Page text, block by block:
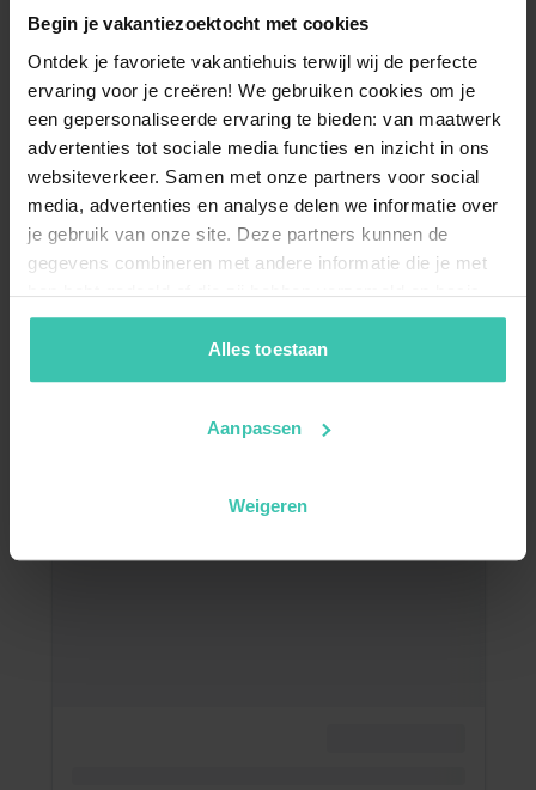
Begin je vakantiezoektocht met cookies
Ontdek je favoriete vakantiehuis terwijl wij de perfecte
ervaring voor je creëren! We gebruiken cookies om je
een gepersonaliseerde ervaring te bieden: van maatwerk
advertenties tot sociale media functies en inzicht in ons
websiteverkeer. Samen met onze partners voor social
media, advertenties en analyse delen we informatie over
je gebruik van onze site. Deze partners kunnen de
gegevens combineren met andere informatie die je met
hen hebt gedeeld of die zij hebben verzameld op basis
van je gebruik van hun diensten. Zo zorgen we ervoor dat
jouw vakantiezoektocht soepel en op maat verloopt!
Alles toestaan
Aanpassen
Weigeren